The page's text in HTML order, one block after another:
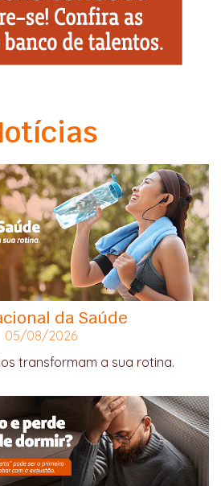
da Saúde
05/08/2026
transformam a sua rotina.